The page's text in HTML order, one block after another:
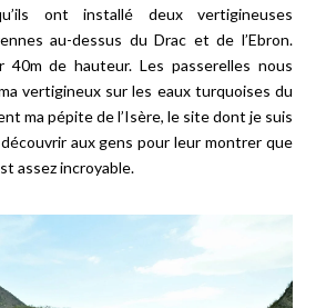
ont installé deux vertigineuses
au-dessus du Drac et de l’Ebron.
40m de hauteur. Les passerelles nous
vertigineux sur les eaux turquoises du
ma pépite de l’Isère, le site dont je suis
aux gens pour leur montrer que
assez incroyable.